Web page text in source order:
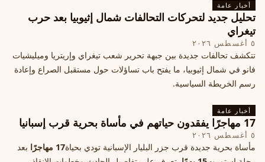
أخبار عامة
تحليل جديد لتحركات التحالفات شمال إثيوبيا بعد حرب
تيغراي
٥ أغسطس ٢٠٢٦
تتكشف تحالفات جديدة بين جبهة تحرير شعب تيغراي وإريتريا وميليشيات
فانو في شمال إثيوبيا، ما يفتح باب تساؤلات حول مستقبل الصراع وإعادة
رسم الخريطة السياسية.
أخبار عامة
17 مهاجرًا يفقدون حياتهم في مأساة بحرية قرب إسبانيا
٥ أغسطس ٢٠٢٦
مأساة بحرية جديدة قرب جزر البليار الإسبانية تودي بحياة17 مهاجرًا
بعد